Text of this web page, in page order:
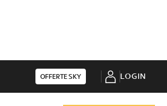
OFFERTE SKY LOGIN